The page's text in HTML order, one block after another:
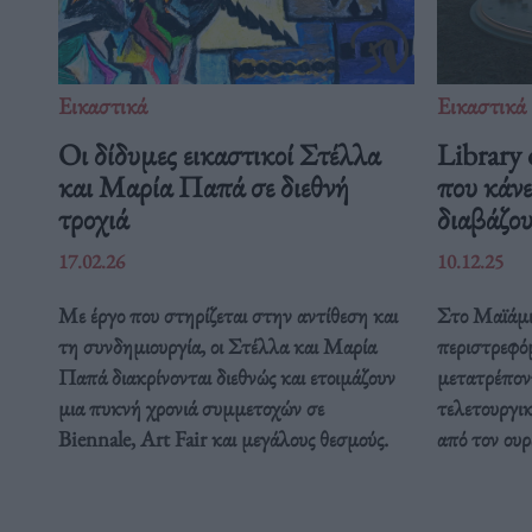
Εικαστικά
Οι δίδυμες εικαστικοί Στέλλα
και Μαρία Παπά σε διεθνή
τροχιά
17.02.26
Με έργο που στηρίζεται στην αντίθεση και
τη συνδημιουργία, οι Στέλλα και Μαρία
Παπά διακρίνονται διεθνώς και ετοιμάζουν
μια πυκνή χρονιά συμμετοχών σε
Biennale, Art Fair και μεγάλους θεσμούς.
Εικαστικά
Library
που
10.12.25
Στο
από τον